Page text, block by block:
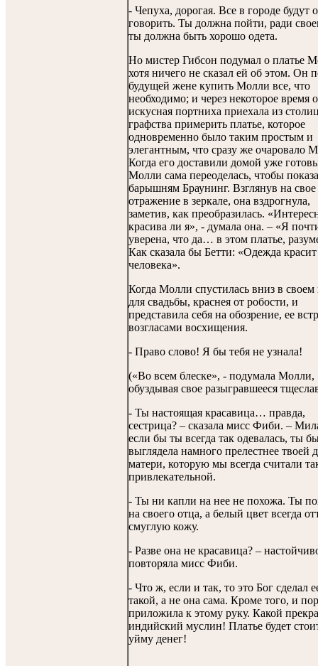
- Чепуха, дорогая. Все в городе будут
говорить. Ты должна пойти, ради
ты должна быть хорошо одета.
Но мистер Гибсон подумал о платье
хотя ничего не сказал ей об этом. Он
будущей жене купить Молли все, что
необходимо; и через некоторое время
искусная портниха приехала из
графства примерить платье, которое
одновременно было таким простым и
элегантным, что сразу же очаровало
Когда его доставили домой уже
Молли сама переоделась, чтобы
барышням Браунинг. Взглянув на свое
отражение в зеркале, она вздрогнула,
заметив, как преобразилась.
красива ли я», - думала она. – «Я
уверена, что да… в этом платье,
Как сказала бы Бетти: «Одежда красит
человека».
Когда Молли спустилась вниз в своем
для свадьбы, краснея от робости, и
представила себя на обозрение, ее
возгласами восхищения.
- Право слово! Я бы тебя не узнала!
(«Во всем блеске», - подумала Молли,
обуздывая свое разыгравшееся
- Ты настоящая красавица… правда,
сестрица? – сказала мисс Фиби. –
если бы ты всегда так одевалась, ты
выглядела намного прелестнее твоей
матери, которую мы всегда считали
привлекательной.
- Ты ни капли на нее не похожа. Ты
на своего отца, а белый цвет всегда
смуглую кожу.
- Разве она не красавица? –
повторяла мисс Фиби.
- Что ж, если и так, то это Бог сделал
такой, а не она сама. Кроме того, и
приложила к этому руку. Какой
индийский муслин! Платье будет
уйму денег!